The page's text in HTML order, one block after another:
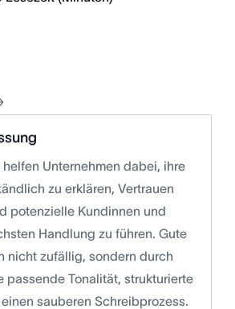
Unternehmen dabei, ihre
zu erklären, Vertrauen
potenzielle Kundinnen und
Handlung zu führen. Gute
nicht zufällig, sondern durch
passende Tonalität, strukturierte
sauberen Schreibprozess.